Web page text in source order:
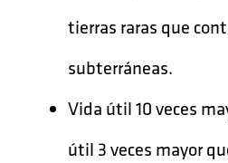
tierras raras que
subterráneas.
Vida útil 10 veces
útil 3 veces mayor